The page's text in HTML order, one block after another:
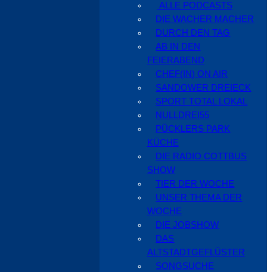
ALLE PODCASTS
DIE WACHER MACHER
DURCH DEN TAG
AB IN DEN
FEIERABEND
CHEF(IN) ON AIR
SANDOWER DREIECK
SPORT TOTAL LOKAL
NULLDREI55
PÜCKLERS PARK
KÜCHE
DIE RADIO COTTBUS
SHOW
TIER DER WOCHE
UNSER THEMA DER
WOCHE
DIE JOBSHOW
DAS
ALTSTADTGEFLÜSTER
SONGSUCHE